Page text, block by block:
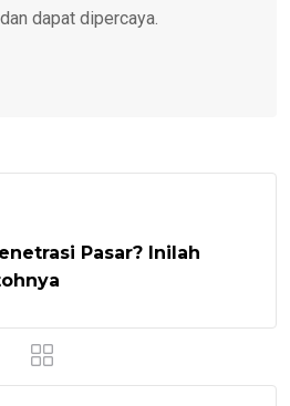
dapat dipercaya.
Pasar? Inilah